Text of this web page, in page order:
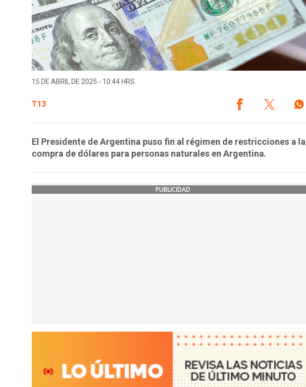
15 DE ABRIL DE 2025 - 10:44 HRS.
T13
El Presidente de Argentina puso fin al régimen de restricciones a la
compra de dólares para personas naturales en Argentina.
PUBLICIDAD